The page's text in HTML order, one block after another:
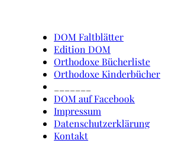
DOM Faltblätter
Edition DOM
Orthodoxe Bücherliste
Orthodoxe Kinderbücher
DOM auf Facebook
Impressum
Datenschutzerklärung
Kontakt